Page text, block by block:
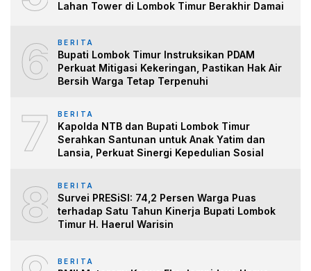
Lahan Tower di Lombok Timur Berakhir Damai
6 BERITA
Bupati Lombok Timur Instruksikan PDAM
Perkuat Mitigasi Kekeringan, Pastikan Hak Air
Bersih Warga Tetap Terpenuhi
7 BERITA
Kapolda NTB dan Bupati Lombok Timur
Serahkan Santunan untuk Anak Yatim dan
Lansia, Perkuat Sinergi Kepedulian Sosial
8 BERITA
Survei PRESiSI: 74,2 Persen Warga Puas
terhadap Satu Tahun Kinerja Bupati Lombok
Timur H. Haerul Warisin
BERITA